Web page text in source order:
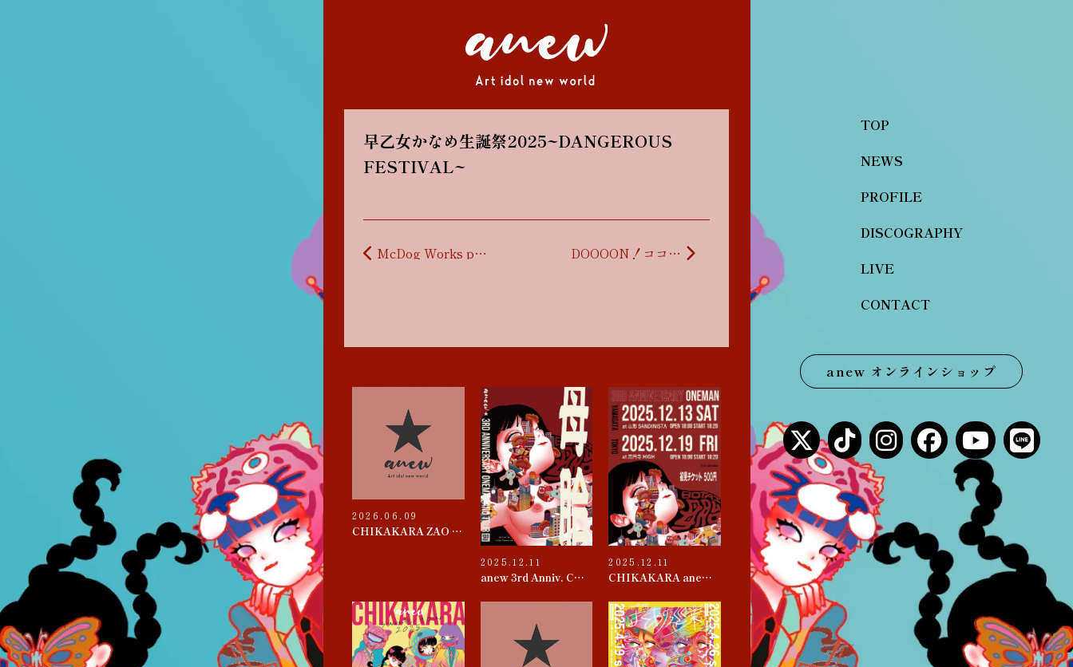
早乙女かなめ生誕祭2025~DANGEROUS
FESTIVAL~
投稿ナビゲーションMcDog Works presents「McDog party」 DOOOON！ココ生誕祭
2026.06.09
CHIKAKARA ZAO 2026
2025.12.11
anew 3rd Anniv. CHIKAKARA 『母胎』TOUR
2025.12.11
CHIKAKARA anew 3rd ANNIVERSARY ONEMAN~母胎~
TOP
NEWS
PROFILE
DISCOGRAPHY
LIVE
CONTACT
anew オンラインショップ